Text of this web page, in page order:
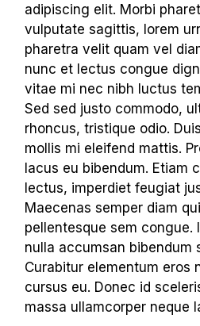
adipiscing elit. Morbi
vulputate sagittis, lorem
pharetra velit quam vel
nunc et lectus congue
vitae mi nec nibh luctus
Sed sed justo commodo,
rhoncus, tristique odio.
mollis mi eleifend mattis.
lacus eu bibendum. Etiam
lectus, imperdiet feugiat
Maecenas semper diam
pellentesque sem congue.
nulla accumsan bibendum
Curabitur elementum eros
cursus eu. Donec id
massa ullamcorper neque